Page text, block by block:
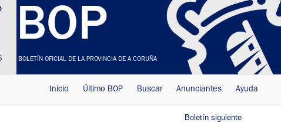
BOP
BOLETÍN OFICIAL DE LA PROVINCIA DE A CORUÑA
Ayuda
Anunciantes
Buscar
Último BOP
Inicio
Boletín siguiente